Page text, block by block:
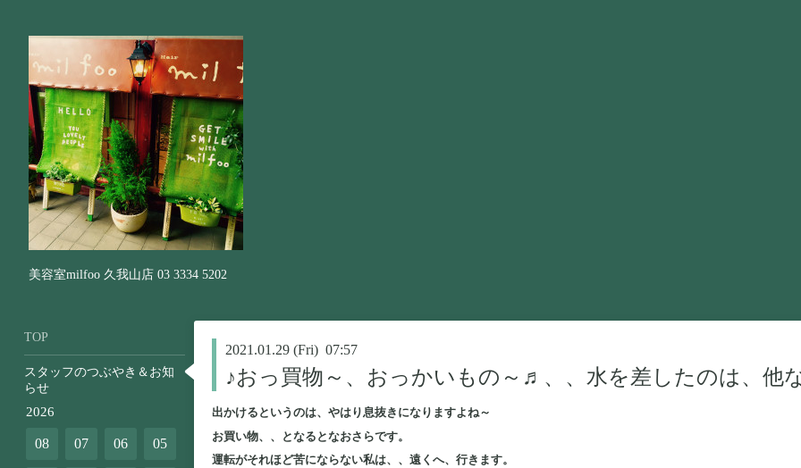
美容室milfoo 久我山店 03 3334 5202
2021.01.29 (Fri) 07:57
♪おっ買物～、おっかいもの～♬、、水を差したのは、他
出かけるというのは、やはり息抜きになりますよね～
お買い物、、となるとなおさらです。
運転がそれほど苦にならない私は、、遠くへ、行きます。
TOP
スタッフのつぶやき＆お知
らせ
2026
08 07 06 05